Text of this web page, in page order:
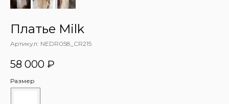
Платье Milk
Артикул: NEDR058_CR215
58 000 ₽
Размер